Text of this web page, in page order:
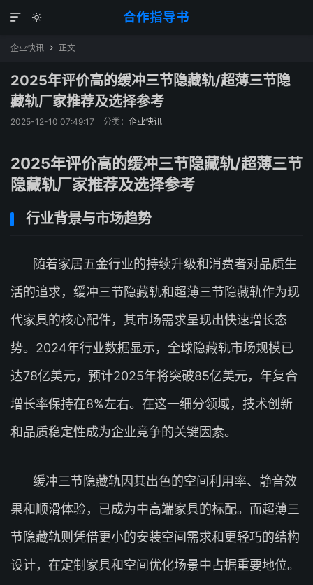
合作指导书


企业快讯  正文
2025年评价高的缓冲三节隐藏轨/超薄三节隐
藏轨厂家推荐及选择参考
2025-12-10 07:49:17 分类： 企业快讯
2025年评价高的缓冲三节隐藏轨/超薄三节
隐藏轨厂家推荐及选择参考
行业背景与市场趋势
随着家居五金行业的持续升级和消费者对品质生
活的追求，缓冲三节隐藏轨和超薄三节隐藏轨作为现
代家具的核心配件，其市场需求呈现出快速增长态
势。2024年行业数据显示，全球隐藏轨市场规模已
达78亿美元，预计2025年将突破85亿美元，年复合
增长率保持在8%左右。在这一细分领域，技术创新
和品质稳定性成为企业竞争的关键因素。
缓冲三节隐藏轨因其出色的空间利用率、静音效
果和顺滑体验，已成为中高端家具的标配。而超薄三
节隐藏轨则凭借更小的安装空间需求和更轻巧的结构
设计，在定制家具和空间优化场景中占据重要地位。